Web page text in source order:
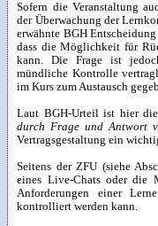
Sofern die Veranstaltung
der Überwachung der
erwähnte BGH
dass die Möglichkeit für
kann. Die Frage ist
mündliche Kontrolle
im Kurs zum Austausch
Laut BGH-Urteil ist hier
durch Frage und Antwort
Vertragsgestaltung ein
Seitens der ZFU (siehe
eines Live-Chats oder die
Anforderungen einer
kontrolliert werden kann.